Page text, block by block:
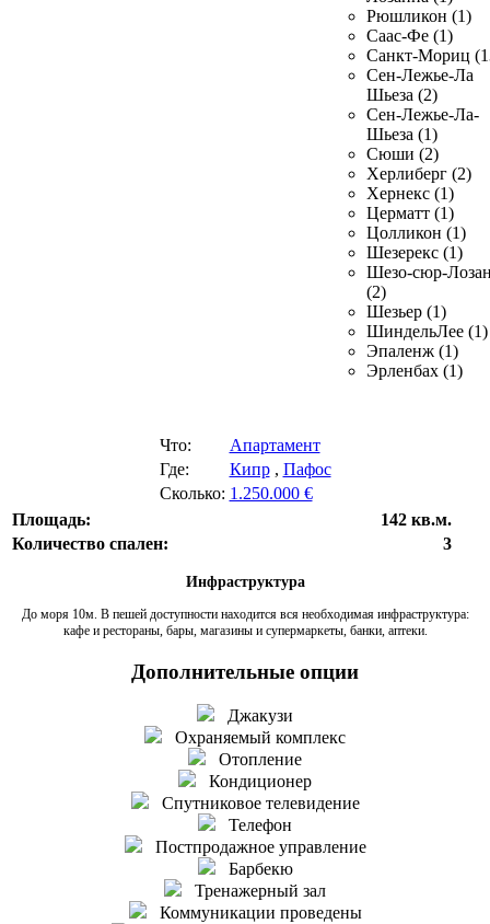
Рюшликон (1)
Саас-Фе (1)
Санкт-Мориц
Сен-Лежье-Ла
Шьеза (2)
Сен-Лежье-Ла-
Шьеза (1)
Сюши (2)
Херлиберг (2)
Хернекс (1)
Церматт (1)
Цолликон (1)
Шезерекс (1)
Шезо-сюр-
(2)
Шезьер (1)
ШиндельЛее (1)
Эпаленж (1)
Эрленбах (1)
Что:
Апартамент
Где:
Кипр, Пафос
Сколько: 1.250.000 €
Площадь:
142 кв.м.
Количество спален:
3
Инфраструктура
До моря 10м. В пешей доступности находится вся необходимая инфраструктура:
кафе и рестораны, бары, магазины и супермаркеты, банки, аптеки.
Дополнительные опции
Джакузи
Охраняемый комплекс
Отопление
Кондиционер
Спутниковое телевидение
Телефон
Постпродажное управление
Барбекю
Тренажерный зал
Коммуникации проведены